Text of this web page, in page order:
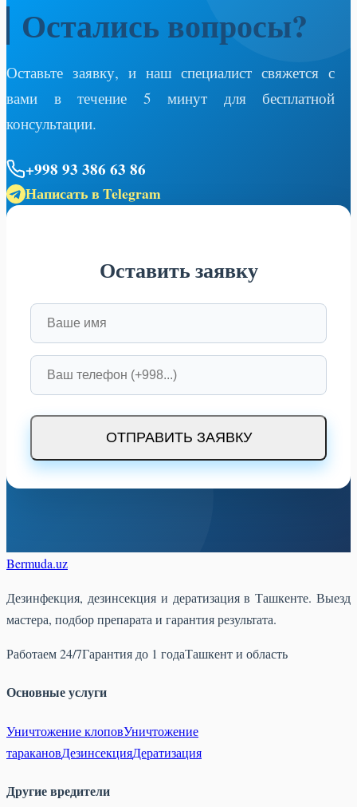
Остались вопросы?
Оставьте заявку, и наш специалист свяжется с
вами в течение 5 минут для бесплатной
консультации.
+998 93 386 63 86
Написать в Telegram
Оставить заявку
ОТПРАВИТЬ ЗАЯВКУ
Bermuda.uz
Дезинфекция, дезинсекция и дератизация в Ташкенте. Выезд
мастера, подбор препарата и гарантия результата.
Работаем 24/7Гарантия до 1 годаТашкент и область
Основные услуги
Уничтожение клоповУничтожение
таракановДезинсекцияДератизация
Другие вредители